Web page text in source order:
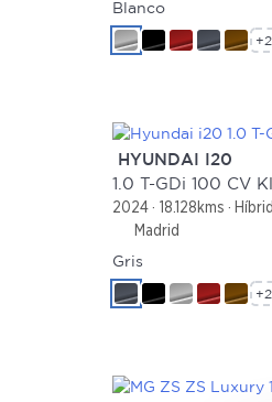
Blanco
+2
HYUNDAI I20
1.0 T-GDi 100 CV
2024 18.128kms
Madrid
Gris
+2